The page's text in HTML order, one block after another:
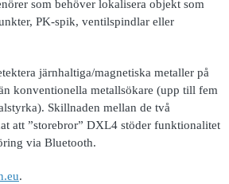
som behöver lokalisera objekt som
PK-spik, ventilspindlar eller
järnhaltiga/magnetiska metaller på
konventionella metallsökare (upp till fem
Skillnaden mellan de två
att ”storebror” DXL4 stöder funktionalitet
via Bluetooth.
.